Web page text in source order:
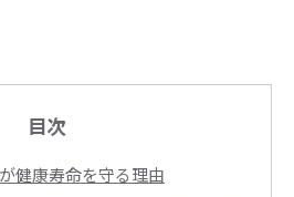
目次
健康寿命を守る理由